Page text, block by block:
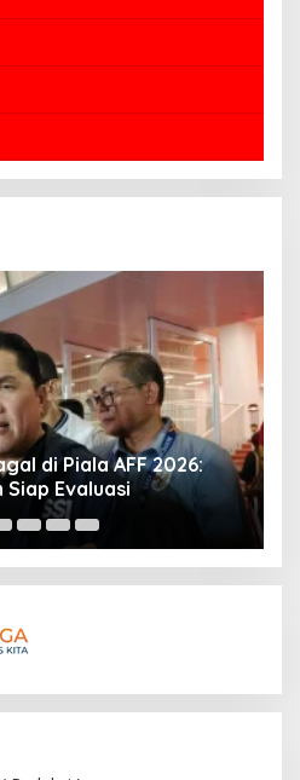
Brondby IF dan Dunia Sepak
transfer Christian Norgaard
kesuksesan Teemu Pukki